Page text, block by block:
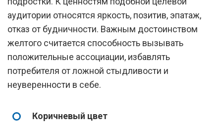
аудитории относятся яркость, позитив, эпатаж,
отказ от будничности. Важным достоинством
желтого считается способность вызывать
положительные ассоциации, избавлять
потребителя от ложной стыдливости и
неуверенности в себе.
Коричневый цвет